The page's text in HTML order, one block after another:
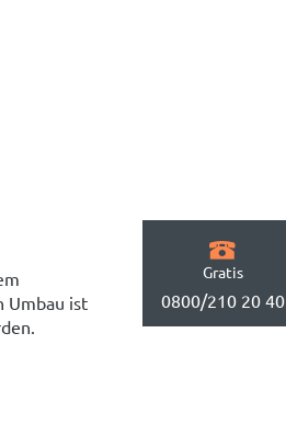
Umbau ist
Gratis
0800/210 20 40